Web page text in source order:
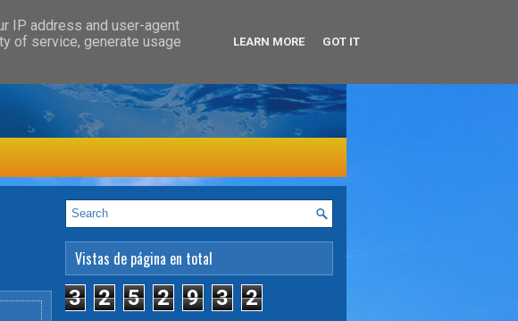
Vistas de página en total
3 2 5 2 9 3 2
IP address and user-agent
of service, generate usage
LEARN MORE GOT IT